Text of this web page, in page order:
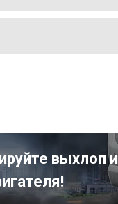
выхлоп и